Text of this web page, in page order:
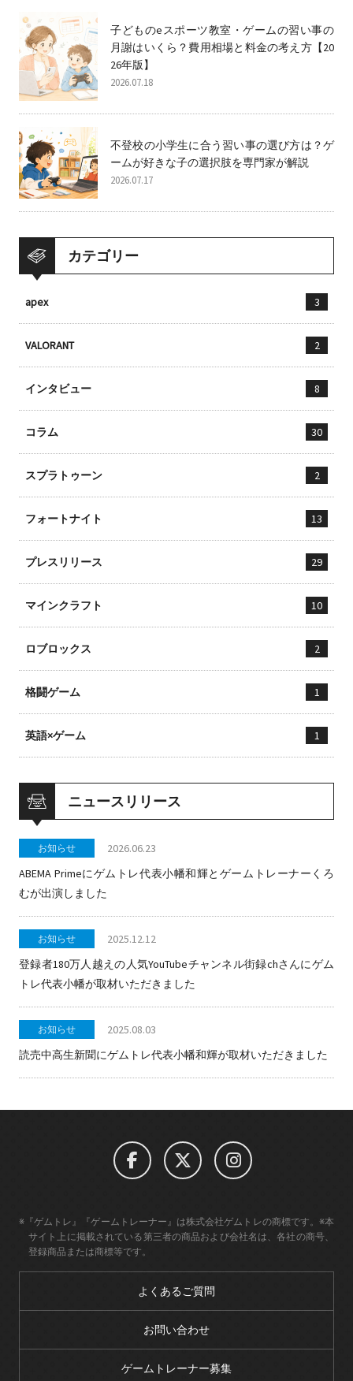
子どものeスポーツ教室・ゲームの習い事の
月謝はいくら？費用相場と料金の考え方【20
26年版】
2026.07.18
不登校の小学生に合う習い事の選び方は？ゲ
ームが好きな子の選択肢を専門家が解説
2026.07.17
カテゴリー
apex 3
VALORANT 2
インタビュー 8
コラム 30
スプラトゥーン 2
フォートナイト 13
プレスリリース 29
マインクラフト 10
ロブロックス 2
格闘ゲーム 1
英語×ゲーム 1
ニュースリリース
お知らせ
2026.06.23
ABEMA Primeにゲムトレ代表小幡和輝とゲームトレーナーくろ
むが出演しました
お知らせ
2025.12.12
登録者180万人越えの人気YouTubeチャンネル街録chさんにゲム
トレ代表小幡が取材いただきました
お知らせ
2025.08.03
読売中高生新聞にゲムトレ代表小幡和輝が取材いただきました
※『ゲムトレ』『ゲームトレーナー』は株式会社ゲムトレの商標です。※本
サイト上に掲載されている第三者の商品および会社名は、各社の商号、
登録商品または商標等です。
よくあるご質問
お問い合わせ
ゲームトレーナー募集